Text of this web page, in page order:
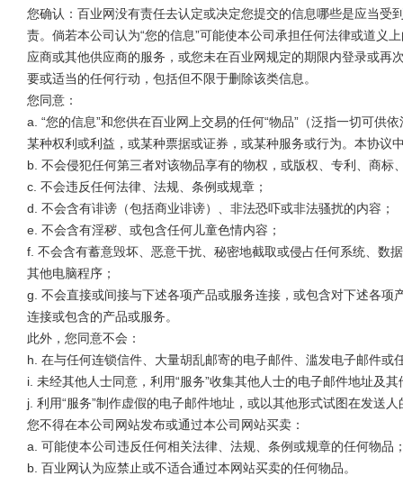
您确认：百业网没有责任去认定或决定您提交的信息哪些是应当受
责。倘若本公司认为“您的信息”可能使本公司承担任何法律或道义
应商或其他供应商的服务，或您未在百业网规定的期限内登录或再
要或适当的任何行动，包括但不限于删除该类信息。
您同意：
a. “您的信息”和您供在百业网上交易的任何“物品”（泛指一切可供
某种权利或利益，或某种票据或证券，或某种服务或行为。本协议
b. 不会侵犯任何第三者对该物品享有的物权，或版权、专利、商
c. 不会违反任何法律、法规、条例或规章；
d. 不会含有诽谤（包括商业诽谤）、非法恐吓或非法骚扰的内容；
e. 不会含有淫秽、或包含任何儿童色情内容；
f. 不会含有蓄意毁坏、恶意干扰、秘密地截取或侵占任何系统、数
其他电脑程序；
g. 不会直接或间接与下述各项产品或服务连接，或包含对下述各
连接或包含的产品或服务。
此外，您同意不会：
h. 在与任何连锁信件、大量胡乱邮寄的电子邮件、滥发电子邮件或
i. 未经其他人士同意，利用“服务”收集其他人士的电子邮件地址及其
j. 利用“服务”制作虚假的电子邮件地址，或以其他形式试图在发送
您不得在本公司网站发布或通过本公司网站买卖：
a. 可能使本公司违反任何相关法律、法规、条例或规章的任何物品
b. 百业网认为应禁止或不适合通过本网站买卖的任何物品。